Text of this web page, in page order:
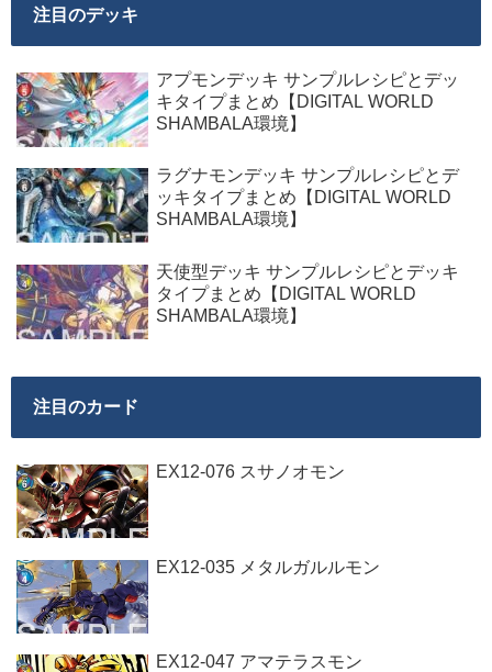
注目のデッキ
アプモンデッキ サンプルレシピとデッ
キタイプまとめ【DIGITAL WORLD
SHAMBALA環境】
ラグナモンデッキ サンプルレシピとデ
ッキタイプまとめ【DIGITAL WORLD
SHAMBALA環境】
天使型デッキ サンプルレシピとデッキ
タイプまとめ【DIGITAL WORLD
SHAMBALA環境】
注目のカード
EX12-076 スサノオモン
EX12-035 メタルガルルモン
EX12-047 アマテラスモン